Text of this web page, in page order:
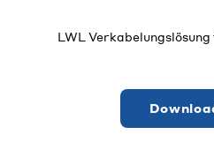
LWL